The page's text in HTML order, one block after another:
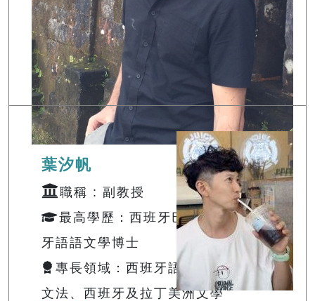
葉汐帆
職稱 : 副教授
最高學歷：西班牙巴塞隆納大學西班
牙語語文學博士
專長領域：西班牙語文教學、西班牙文
文法、西班牙及拉丁美洲文學